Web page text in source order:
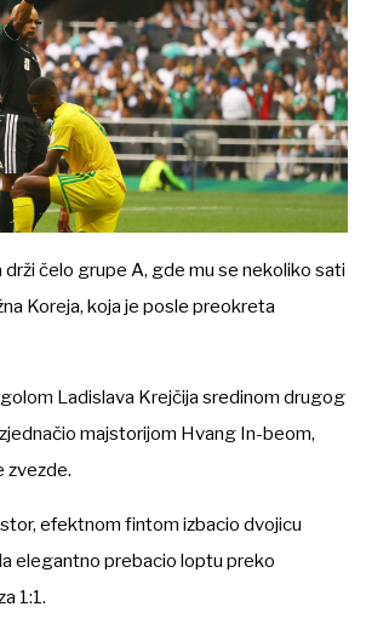
čelo grupe A, gde mu se nekoliko sati
Koreja, koja je posle preokreta
Ladislava Krejčija sredinom drugog
majstorijom Hvang In-beom,
zvezde.
efektnom fintom izbacio dvojicu
elegantno prebacio loptu preko
1:1.